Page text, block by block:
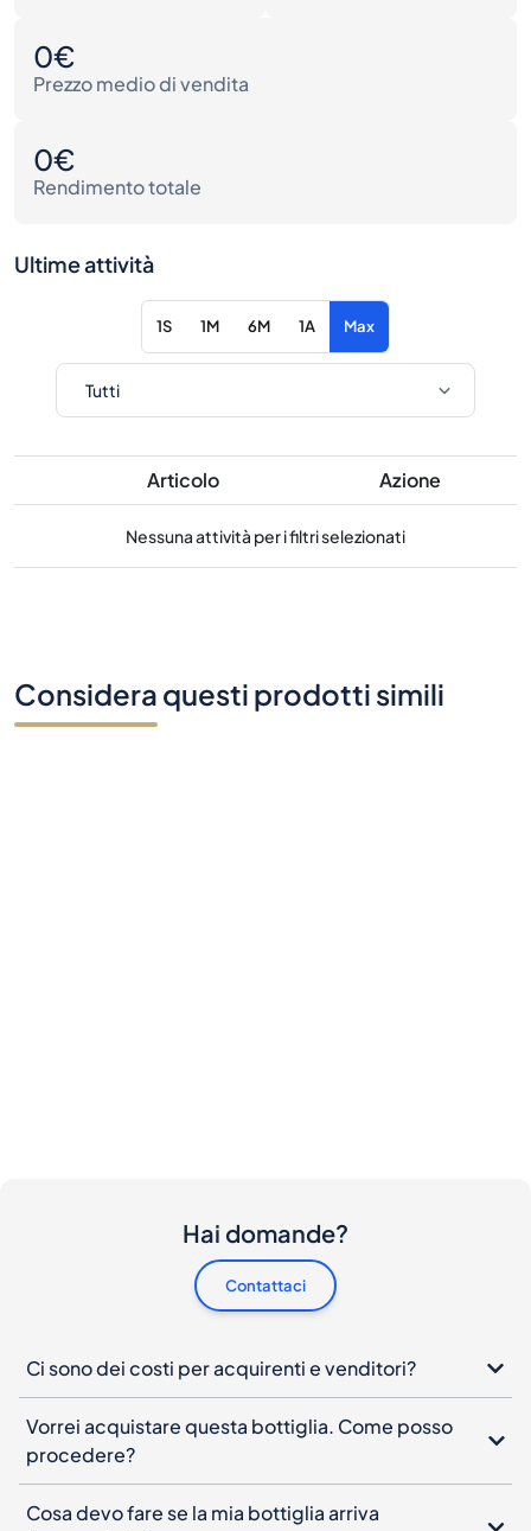
0€
Prezzo medio di vendita
0€
Rendimento totale
Ultime attività
1S 1M 6M 1A Max
Articolo Azione
Nessuna attività per i filtri selezionati
Considera questi prodotti simili
Hai domande?
Contattaci
Ci sono dei costi per acquirenti e venditori?
Vorrei acquistare questa bottiglia. Come posso
procedere?
Cosa devo fare se la mia bottiglia arriva